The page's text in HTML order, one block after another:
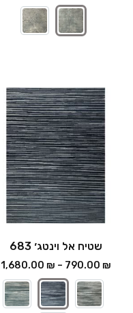
שטיח אל וינטג׳ 683
790.00 ₪
–
1,680.00 ₪